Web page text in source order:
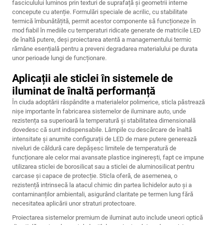
fasciculului luminos prin texturi de suprafață și geometrii interne
concepute cu atenție. Formulări speciale de acrilic, cu stabilitate
termică îmbunătățită, permit acestor componente să funcționeze în
mod fiabil în mediile cu temperaturi ridicate generate de matricile LED
de înaltă putere, deși proiectarea atentă a managementului termic
rămâne esențială pentru a preveni degradarea materialului pe durata
unor perioade lungi de funcționare.
Aplicații ale sticlei în sistemele de
iluminat de înaltă performanță
În ciuda adoptării răspândite a materialelor polimerice, sticla păstrează
nișe importante în fabricarea sistemelor de iluminare auto, unde
rezistența sa superioară la temperatură și stabilitatea dimensională
dovedesc că sunt indispensabile. Lămpile cu descărcare de înaltă
intensitate și anumite configurații de LED de mare putere generează
niveluri de căldură care depășesc limitele de temperatură de
funcționare ale celor mai avansate plastice inginerești, fapt ce impune
utilizarea sticlei de borosilicat sau a sticlei de aluminosilicat pentru
carcase și capace de protecție. Sticla oferă, de asemenea, o
rezistență intrinsecă la atacul chimic din partea lichidelor auto și a
contaminanților ambientali, asigurând claritate pe termen lung fără
necesitatea aplicării unor straturi protectoare.
Proiectarea sistemelor premium de iluminat auto include uneori optică